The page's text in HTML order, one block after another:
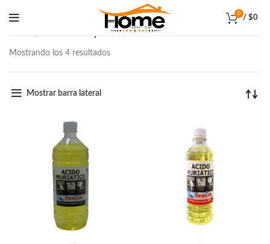
0
/ $0
Inicio Productos etiquetados “removedor”
Mostrando los 4 resultados
Mostrar barra lateral